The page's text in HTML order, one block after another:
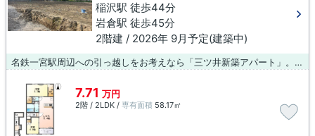
稲沢駅 徒歩44分
岩倉駅 徒歩45分
2階建 / 2026年 9月予定(建築中)
名鉄一宮駅周辺への引っ越しをお考えなら「三ツ井新築アパート」。こちらの物件はアパートです。お住まいを探すのであれば、お気軽に当社までご連絡下さい。当社スタッフが、お客様の生活スタイルに合った物件やご希望の物件をご紹介致します。
7.71 万円
2階 / 2LDK / 専有面積 58.17㎡